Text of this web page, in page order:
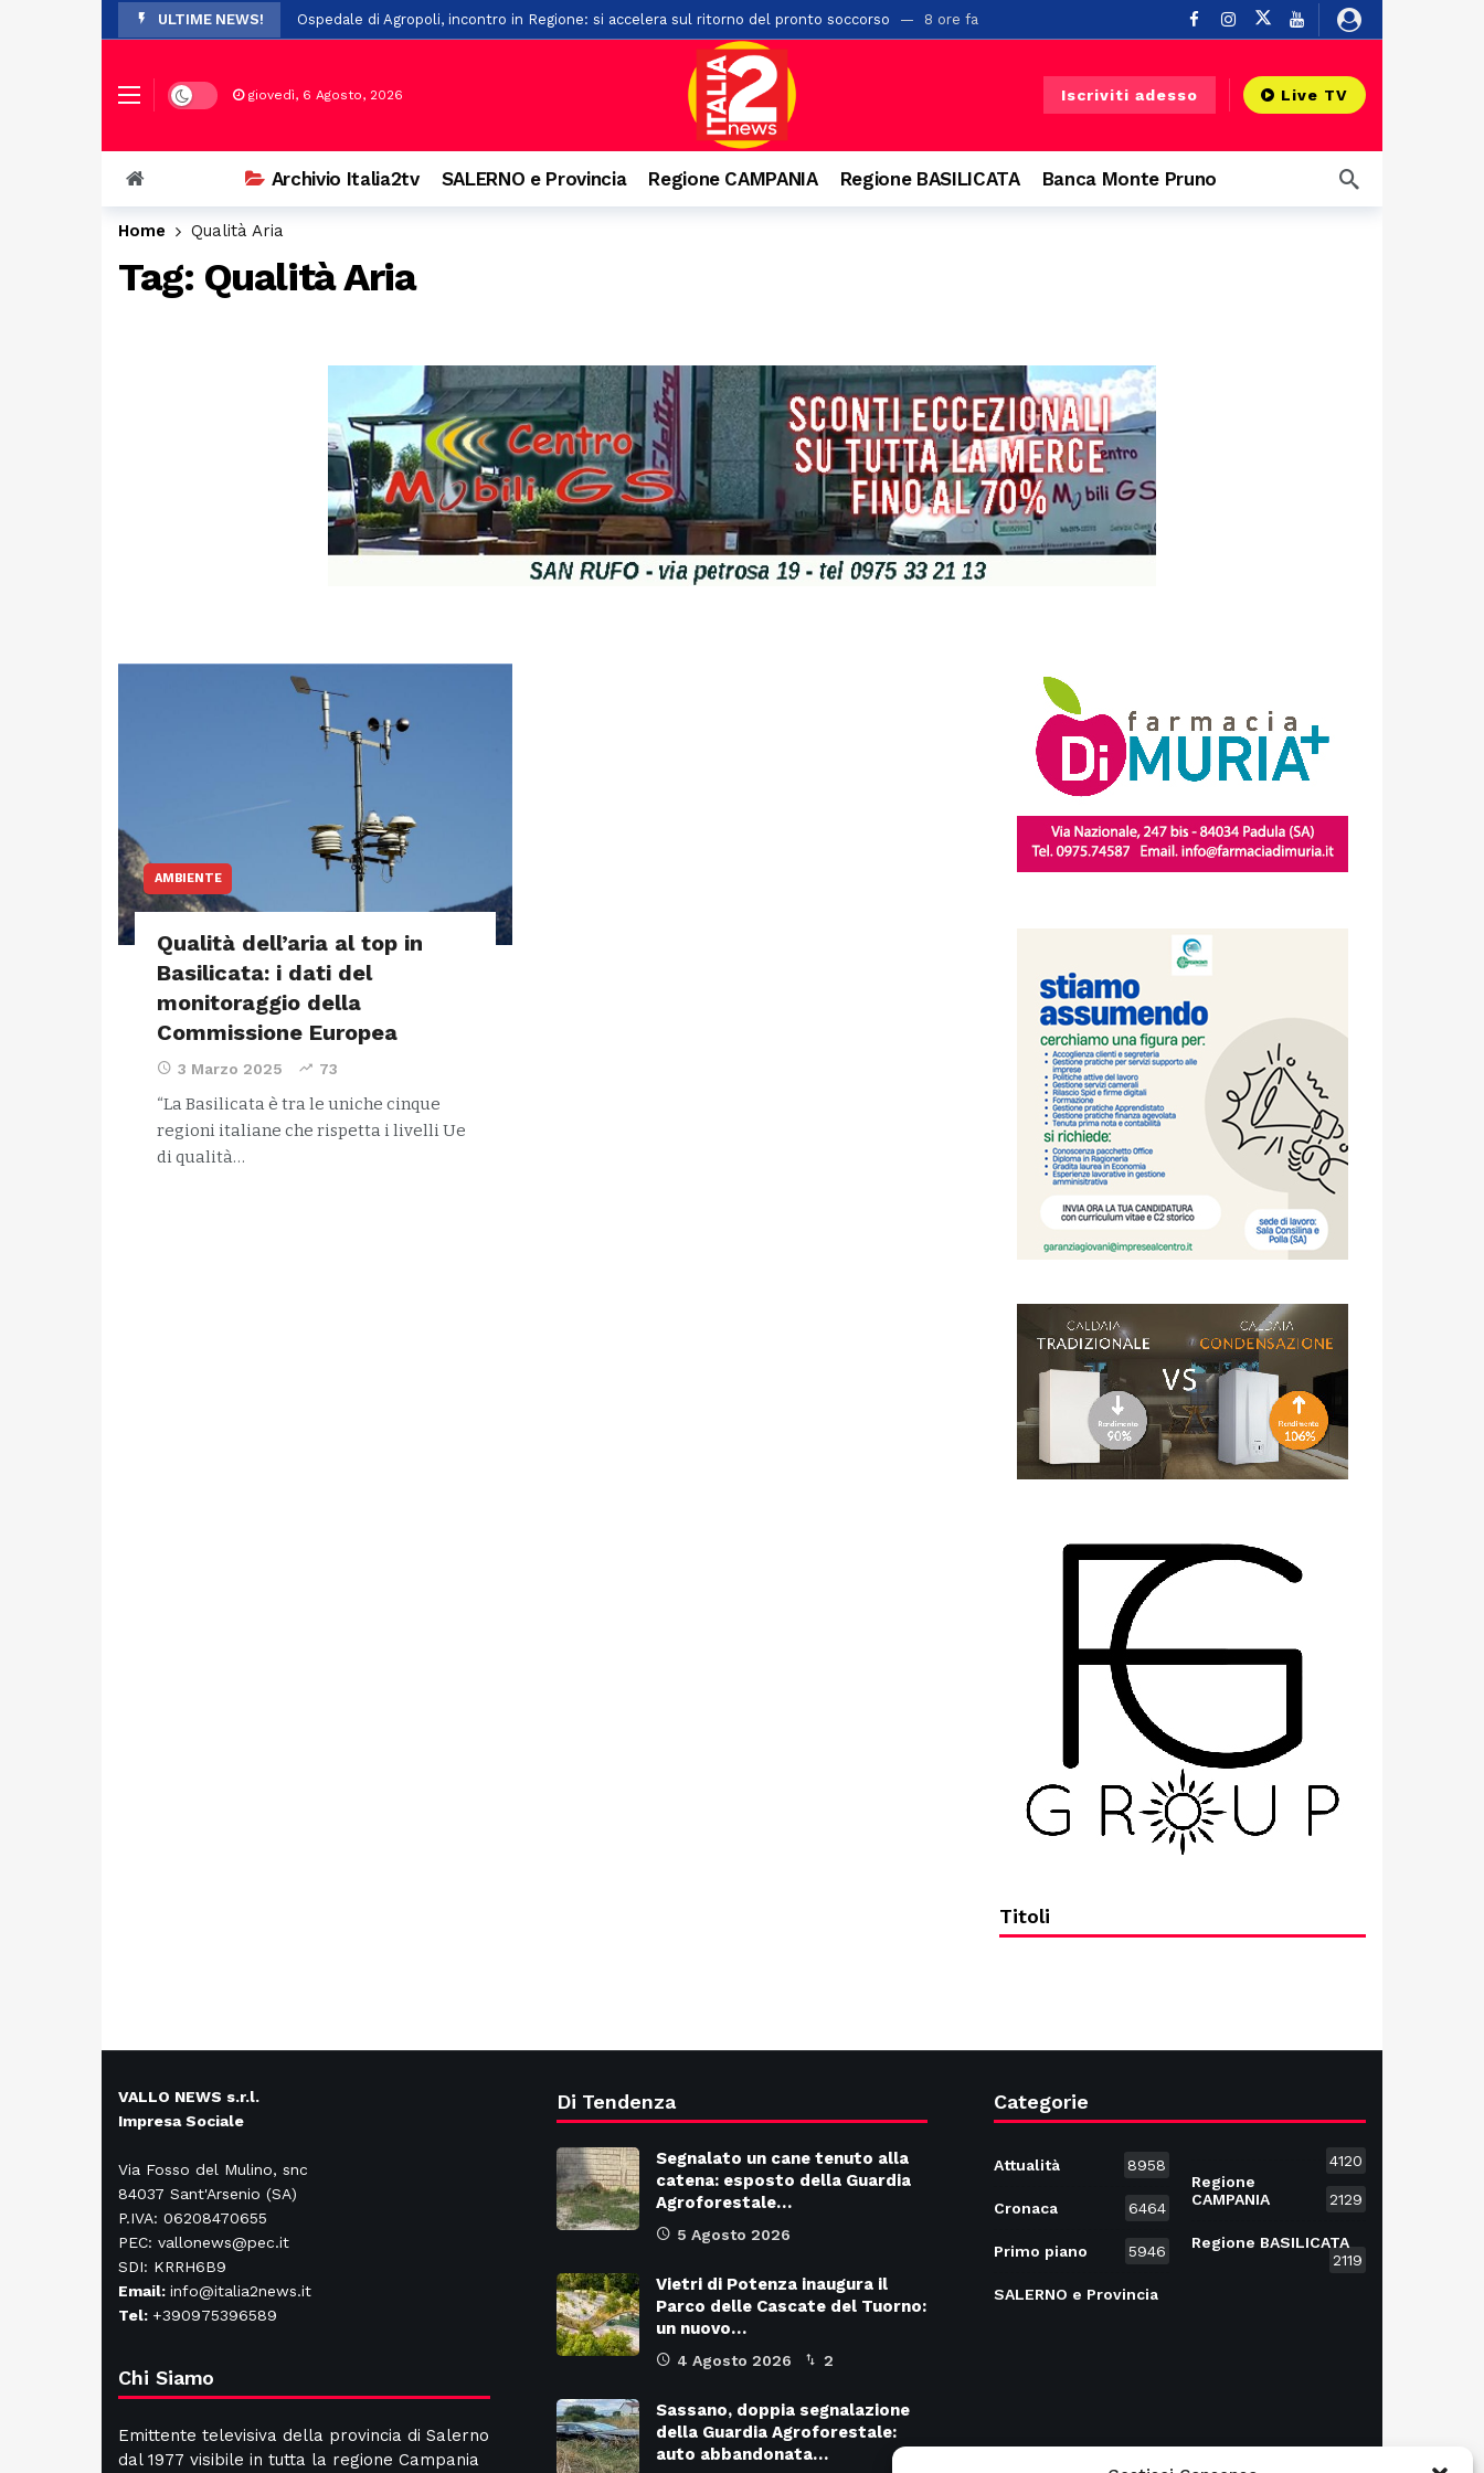
ULTIME NEWS! Ospedale di Agropoli, incontro in Regione: si accelera sul ritorno del pronto soccorso 8 ore fa
Controllo del vicinato: nuovi protocolli tra Prefettura di Salerno ed i comuni di Albanella e Altavilla Silentina
In Basilicata, arrivano 61 nuovi carabinieri: rinforzati i presidi di Potenza e Matera
San Chirico Nuovo, incendio di macchia mediterranea a Creta Rossa: in azione vigili del fuoco e mezzi aerei
Scivola nel fiume durante una gita e batte la testa. Paura per un 22enne a Felitto
Salerno, 84enne investito in via delle Calabrie: trasportato al Ruggi
Dark mode giovedì, 6 Agosto, 2026 Iscriviti adesso Live TV
Archivio Italia2tv SALERNO e Provincia Regione CAMPANIA Regione BASILICATA Banca Monte Pruno
Home Qualità Aria
Tag: Qualità Aria
AMBIENTE
Qualità dell’aria al top in
Basilicata: i dati del
monitoraggio della
Commissione Europea
3 Marzo 2025 73
“La Basilicata è tra le uniche cinque
regioni italiane che rispetta i livelli Ue
di qualità…
Titoli
VALLO NEWS s.r.l.
Impresa Sociale
Via Fosso del Mulino, snc
84037 Sant'Arsenio (SA)
P.IVA: 06208470655
PEC: vallonews@pec.it
SDI: KRRH6B9
Email: info@italia2news.it
Tel: +390975396589
Chi Siamo
Emittente televisiva della provincia di Salerno
dal 1977 visibile in tutta la regione Campania
Di Tendenza
Segnalato un cane tenuto alla
catena: esposto della Guardia
Agroforestale…
5 Agosto 2026
Vietri di Potenza inaugura il
Parco delle Cascate del Tuorno:
un nuovo…
4 Agosto 2026 2
Sassano, doppia segnalazione
della Guardia Agroforestale:
auto abbandonata…
Categorie
Attualità 8958
Cronaca 6464
Primo piano 5946
SALERNO e Provincia
4120
Regione
CAMPANIA
2129
Regione BASILICATA
2119